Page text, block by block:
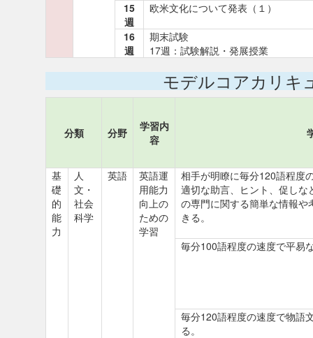
15
週
欧米文化について発表（１）
16
週
期末試験
17週：試験解説・発展授業
モデルコアカリキ
分類 分野
学習内
容
基
礎
的
能
力
人
文・
社会
科学
英語
英語運
用能力
向上の
ための
学習
相手が明瞭に毎分120語程度
適切な助言、ヒント、促し
の専門に関する簡単な情報
きる。
毎分100語程度の速度で平易
毎分120語程度の速度で物語
る。